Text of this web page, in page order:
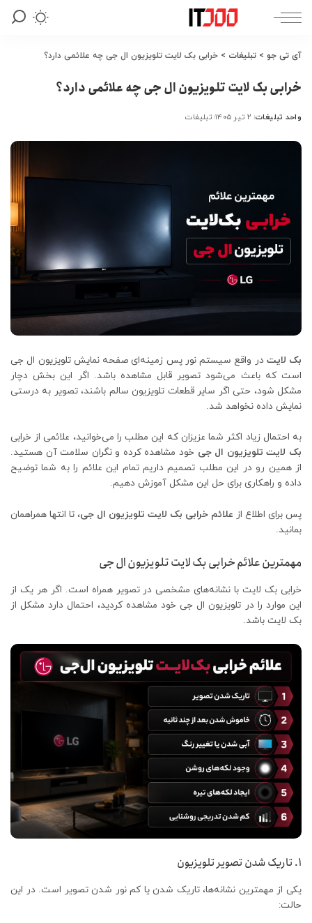
آی تی جو > تبلیغات > خرابی بک لایت تلویزیون ال جی چه علائمی دارد؟
خرابی بک لایت تلویزیون ال جی چه علائمی دارد؟
ارسال
توسط
واحد تبلیغات ۲ تیر ۱۴۰۵ تبلیغات
بک لایت در واقع سیستم نور پس زمینه‌ای صفحه نمایش تلویزیون ال جی
است که باعث می‌شود تصویر قابل مشاهده باشد. اگر این بخش دچار
مشکل شود، حتی اگر سایر قطعات تلویزیون سالم باشند، تصویر به درستی
نمایش داده نخواهد شد.
به احتمال زیاد اکثر شما عزیزان که این مطلب را می‌خوانید، علائمی از خرابی
بک لایت تلویزیون ال جی خود مشاهده کرده و نگران سلامت آن هستید.
از همین رو در این مطلب تصمیم داریم تمام این علائم را به شما توضیح
داده و راهکاری برای حل این مشکل آموزش دهیم.
پس برای اطلاع از علائم خرابی بک لایت تلویزیون ال جی، تا انتها همراهمان
بمانید.
مهمترین علائم خرابی بک لایت تلویزیون ال جی
خرابی بک لایت با نشانه‌های مشخصی در تصویر همراه است. اگر هر یک از
این موارد را در تلویزیون ال جی خود مشاهده کردید، احتمال دارد مشکل از
بک لایت باشد.
۱. تاریک شدن تصویر تلویزیون
یکی از مهمترین نشانه‌ها، تاریک شدن یا کم نور شدن تصویر است. در این
حالت: